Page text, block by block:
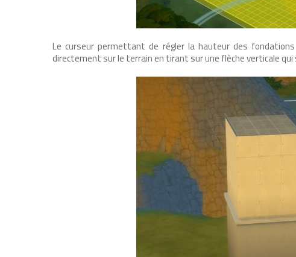
Le curseur permettant de régler la hauteur des
directement sur le terrain en tirant sur une flèche verticale qui